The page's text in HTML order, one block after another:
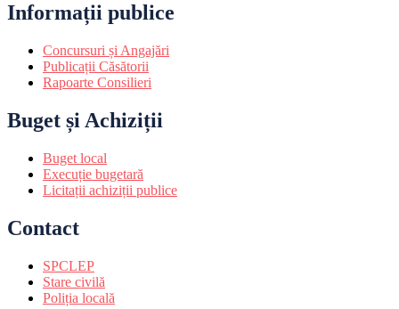
Informații publice
Concursuri și Angajări
Publicații Căsătorii
Rapoarte Consilieri
Buget și Achiziții
Buget local
Execuție bugetară
Licitații achiziții publice
Contact
SPCLEP
Stare civilă
Poliția locală